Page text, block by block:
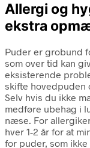
Allergi og
ekstra
Puder er grobund
som over tid kan
eksisterende
skifte hovedpuden
Selv hvis du ikke
medføre ubehag i
næse. For
hver 1-2 år for at
for puder, som